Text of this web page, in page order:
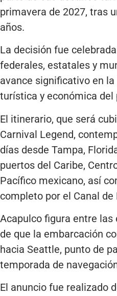
primavera de 2027, tras
años.
La decisión fue
federales, estatales y
avance significativo en
turística y económica del
El itinerario, que será
Carnival Legend,
días desde Tampa,
puertos del Caribe,
Pacífico mexicano, así
completo por el Canal de
Acapulco figura entre las
de que la embarcación
hacia Seattle, punto de
temporada de
El anuncio fue realizado